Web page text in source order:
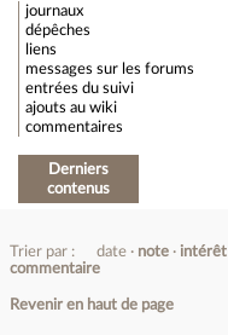
journaux
dépêches
liens
messages sur les forums
entrées du suivi
ajouts au wiki
commentaires
Derniers
contenus
Trier par : date note intérêt
commentaire
Revenir en haut de page